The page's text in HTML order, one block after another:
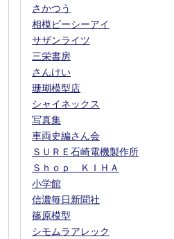
さかつう
相模ピーシーアイ
サザンライツ
三栄書房
さんけい
珊瑚模型店
シャイネックス
写真集
車両史編さん会
ＳＵＲＥ石崎電機製作所
Ｓｈｏｐ ＫＩＨＡ
小学館
信濃毎日新聞社
篠原模型
シモムラアレック